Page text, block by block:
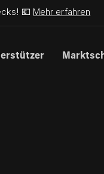
💶 Mehr erfahren